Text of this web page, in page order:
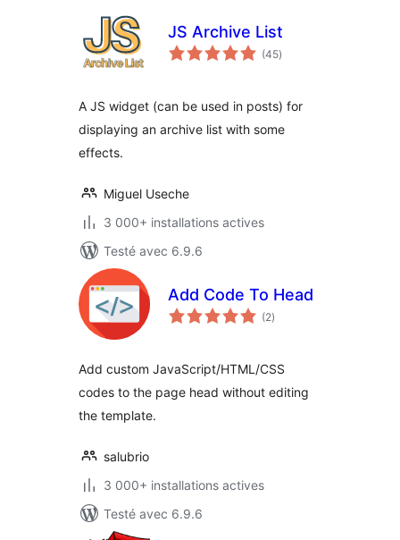
JS Archive List
(45notes
en
)
A JS widget (can be used in posts) for
displaying an archive list with some
effects.
Miguel Useche
3 000+ installations actives
Testé avec 6.9.6
Add Code To Head
(2notes
en
)
Add custom JavaScript/HTML/CSS
codes to the page head without editing
the template.
salubrio
3 000+ installations actives
Testé avec 6.9.6